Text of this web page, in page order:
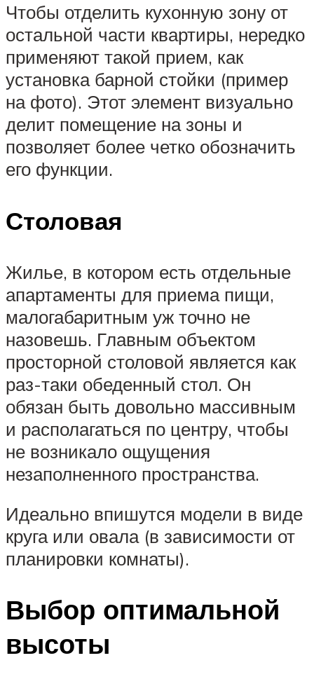
Чтобы отделить кухонную зону от
остальной части квартиры, нередко
применяют такой прием, как
установка барной стойки (пример
на фото). Этот элемент визуально
делит помещение на зоны и
позволяет более четко обозначить
его функции.
Столовая
Жилье, в котором есть отдельные
апартаменты для приема пищи,
малогабаритным уж точно не
назовешь. Главным объектом
просторной столовой является как
раз-таки обеденный стол. Он
обязан быть довольно массивным
и располагаться по центру, чтобы
не возникало ощущения
незаполненного пространства.
Идеально впишутся модели в виде
круга или овала (в зависимости от
планировки комнаты).
Выбор оптимальной
высоты